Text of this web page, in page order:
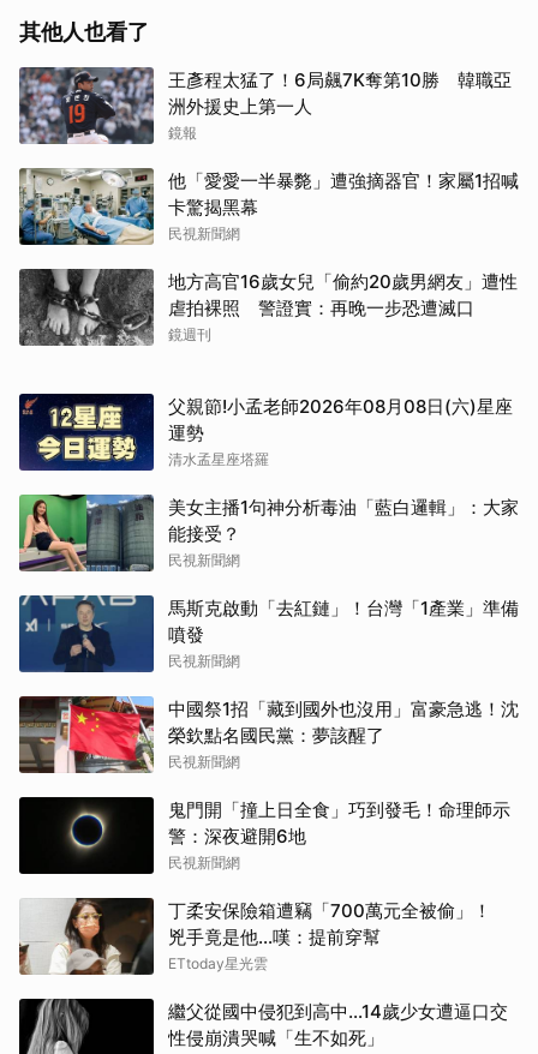
其他人也看了
王彥程太猛了！6局飆7K奪第10勝 韓職亞
洲外援史上第一人
鏡報
他「愛愛一半暴斃」遭強摘器官！家屬1招喊
卡驚揭黑幕
民視新聞網
地方高官16歲女兒「偷約20歲男網友」遭性
虐拍裸照 警證實：再晚一步恐遭滅口
鏡週刊
父親節!小孟老師2026年08月08日(六)星座
運勢
清水孟星座塔羅
美女主播1句神分析毒油「藍白邏輯」：大家
能接受？
民視新聞網
馬斯克啟動「去紅鏈」！台灣「1產業」準備
噴發
民視新聞網
中國祭1招「藏到國外也沒用」富豪急逃！沈
榮欽點名國民黨：夢該醒了
民視新聞網
鬼門開「撞上日全食」巧到發毛！命理師示
警：深夜避開6地
民視新聞網
丁柔安保險箱遭竊「700萬元全被偷」！
兇手竟是他...嘆：提前穿幫
ETtoday星光雲
繼父從國中侵犯到高中…14歲少女遭逼口交
性侵崩潰哭喊「生不如死」